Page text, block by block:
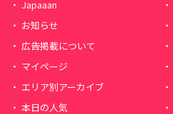
Japaaan
お知らせ
広告掲載について
マイページ
エリア別アーカイブ
本日の人気